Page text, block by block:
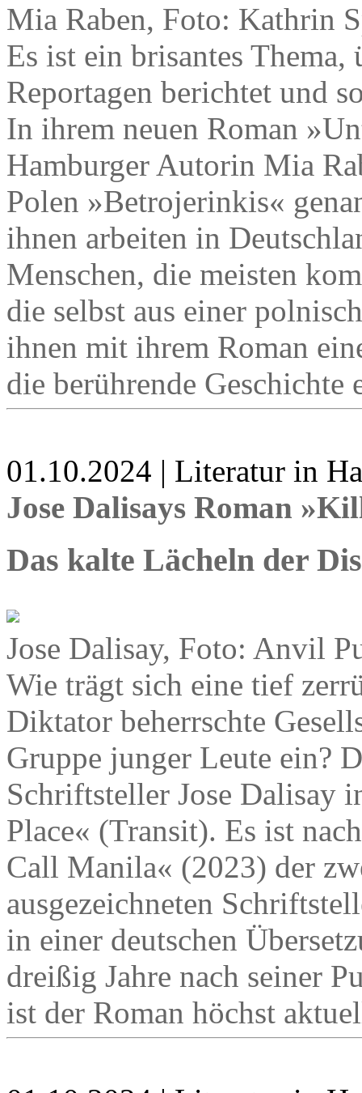
Mia Raben, Foto: Kathrin
Es ist ein brisantes
Reportagen berichtet und
In ihrem neuen Roman
Hamburger Autorin Mia
Polen »Betrojerinkis«
ihnen arbeiten in
Menschen, die meisten
die selbst aus einer
ihnen mit ihrem Roman
die berührende Geschichte
01.10.2024 | Literatur in
Jose Dalisays Roman
Das kalte Lächeln der
Jose Dalisay, Foto: Anvil
Wie trägt sich eine tief
Diktator beherrschte
Gruppe junger Leute ein?
Schriftsteller Jose Dalisay
Place« (Transit). Es ist
Call Manila« (2023) der
ausgezeichneten
in einer deutschen
dreißig Jahre nach seiner
ist der Roman höchst